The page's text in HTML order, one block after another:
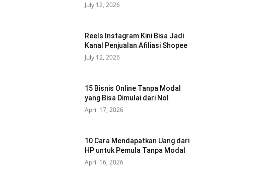
July 12, 2026
Reels Instagram Kini Bisa Jadi
Kanal Penjualan Afiliasi Shopee
July 12, 2026
15 Bisnis Online Tanpa Modal
yang Bisa Dimulai dari Nol
April 17, 2026
10 Cara Mendapatkan Uang dari
HP untuk Pemula Tanpa Modal
April 16, 2026